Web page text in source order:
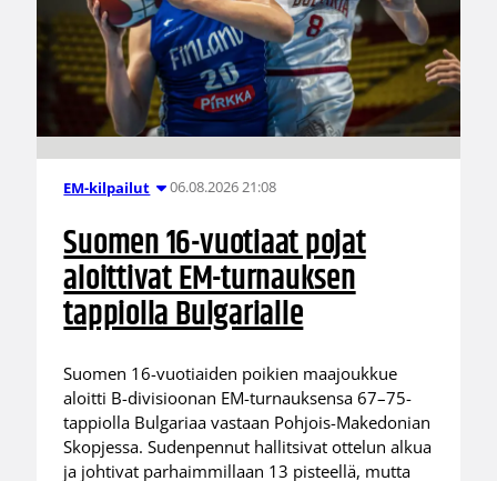
EM-kilpailut 06.08.2026 21:08
Suomen 16-vuotiaat pojat
aloittivat EM-turnauksen
tappiolla Bulgarialle
Suomen 16-vuotiaiden poikien maajoukkue
aloitti B-divisioonan EM-turnauksensa 67–75-
tappiolla Bulgariaa vastaan Pohjois-Makedonian
Skopjessa. Sudenpennut hallitsivat ottelun alkua
ja johtivat parhaimmillaan 13 pisteellä, mutta